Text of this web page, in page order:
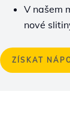
V našem
nové
ZÍSKAT